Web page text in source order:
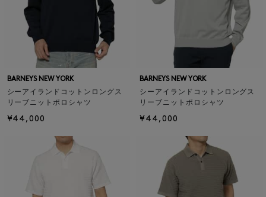
BARNEYS NEW YORK
シーアイランドコットンロングス
リーブニットポロシャツ
¥44,000
BARNEYS NEW YORK
シーアイランドコットンロングス
リーブニットポロシャツ
¥44,000